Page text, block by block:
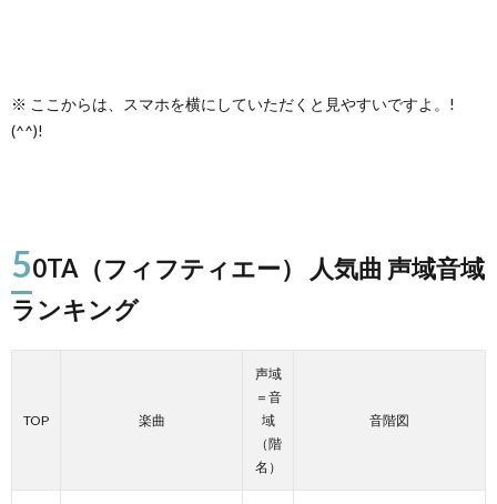
※ ここからは、スマホを横にしていただくと見やすいですよ。!
(^^)!
50TA（フィフティエー） 人気曲 声域音域
ランキング
TOP 楽曲
声域
＝音
域
（階
名）
音階図